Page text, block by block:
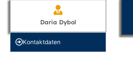
Daria Dybol
Kontakt­daten